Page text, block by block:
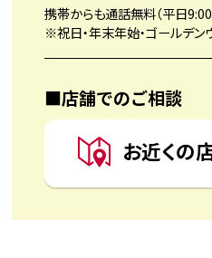
携帯からも通話無料（平日
※祝日・年末年始・ゴールデン
■店舗でのご相談
お近くの